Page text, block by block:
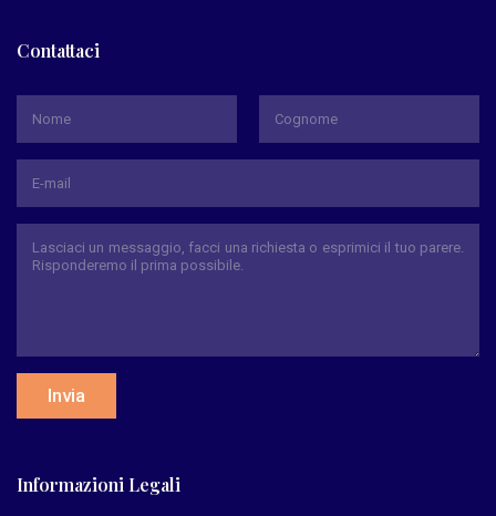
Contattaci
Invia
Informazioni Legali